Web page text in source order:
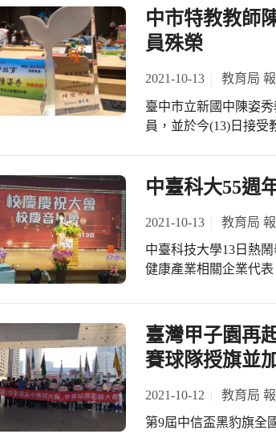
己的未來。 長期在民間耕耘技職教育的公益組織Skills for U執行長黃偉翔表示，臺
灣面對嚴峻的疫情下
校教師。 臺中市政府教育局局長楊振昇表示，「一技在手，希望無窮」，技職教育
是國家經濟發展的重
與優勢，其中扮演最
關與基層教師間溝通
進健全發展技職教育
展。 市長盧秀燕為關心學校體育班運作與基層體育運動扎根情形，於（14）日前往
大雅區大雅國民小學
也長期深耕多元社團
球及跆拳道等4個運動
民眾肯定。今天到學
期望透過臺中市政府
善照顧與發展多元潛能。 臺中市未來將持續努力完善三級培育機制，保
視，一起為臺中市的
中市特教教師
員殊榮
2021-10-13 教育局
臺中市立新國中陳姿
員，並於今(13)日接受
氣切臥床的孩子從此
資源，陪伴在學生身
秀教師表示，就算臥
這些孩子或許無法選
投入推動生命教育課
中臺科大55週
2021-10-13 教育局
中臺科技大學13日熱
健康產業相關企業代
尤其在大健康領域中
到現在轉型為科技大
名護理師、每3名醫檢
中市長一同見證中臺
中臺科技大學有全國
醫護相關系所的專業
臺灣甲子園再
賽球隊授旗並
2021-10-12 教育局
第9屆中信盃黑豹旗全